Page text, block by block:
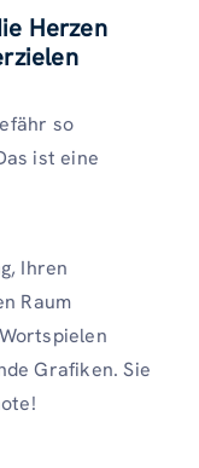
Herzen
so
ist eine
Ihren
Raum
Grafiken. Sie